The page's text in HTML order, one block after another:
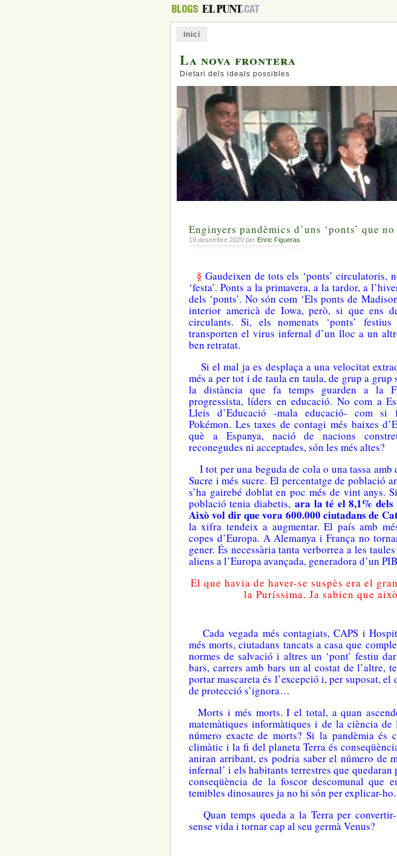
Inici
La nova frontera
Dietari dels ideals possibles
Enginyers pandèmics d’uns ‘ponts’ que
19 desembre 2020 per Enric Figueras
§ Gaudeixen de tots els ‘ponts’ circulatoris,
‘festa’. Ponts a la primavera, a la tardor, a
dels ‘ponts’. No són com ‘Els ponts de
interior americà de Iowa, però, si que ens
circulants. Si, els nomenats ‘ponts’
transporten el virus infernal d’un lloc a un
ben retratat.
Si el mal ja es desplaça a una velocitat
més a per tot i de taula en taula, de grup a grup
la distància que fa temps guarden a la
progressista, líders en educació. No com a
Lleis d’Educació -mala educació- com si
Pokémon. Les taxes de contagi més baixes
què a Espanya, nació de nacions
reconegudes ni acceptades, són les més altes?
I tot per una beguda de cola o una tassa amb
Sucre i més sucre. El percentatge de població
s’ha gairebé doblat en poc més de vint anys.
població tenia diabetis,ara la té el 8,1% dels
Això vol dir que vora 600.000 ciutadans de
la xifra tendeix a augmentar. El país amb
copes d’Europa. A Alemanya i França no
gener. És necessària tanta verborrea a les
aliens a l’Europa avançada, generadora d’un
El que havia de haver-se suspès era el gran
la Puríssima. Ja sabien que això
Cada vegada més contagiats, CAPS i
més morts, ciutadans tancats a casa que
normes de salvació i altres un ‘pont’ festiu
bars, carrers amb bars un al costat de l’altre,
portar mascareta és l’excepció i, per suposat, el
de protecció s’ignora…
Morts i més morts. I el total, a quan
matemàtiques informàtiques i de la ciència de
número exacte de morts? Si la pandèmia és
climàtic i la fi del planeta Terra és
aniran arribant, es podria saber el número de
infernal’ i els habitants terrestres que quedaran
conseqüència de la foscor descomunal que
temibles dinosaures ja no hi són per explicar-ho.
Quan temps queda a la Terra per
sense vida i tornar cap al seu germà Venus?